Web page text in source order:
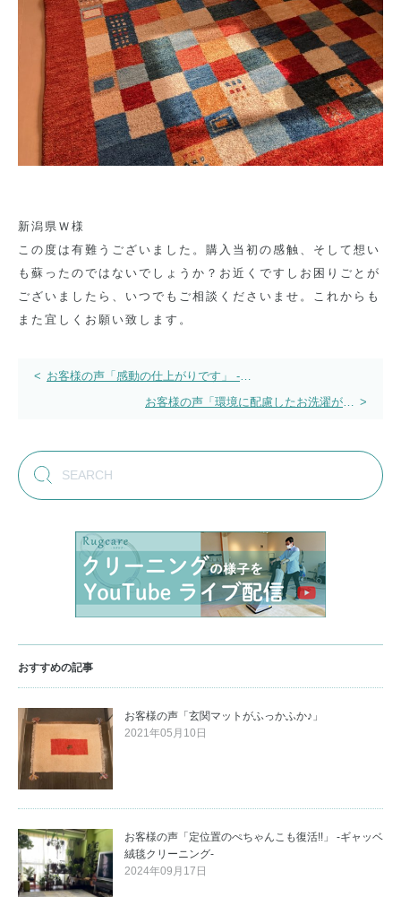
新潟県Ｗ様
この度は有難うございました。購入当初の感触、そして想い
も蘇ったのではないでしょうか？お近くですしお困りごとが
ございましたら、いつでもご相談くださいませ。これからも
また宜しくお願い致します。
投
ビ
ゲ
< お客様の声「感動の仕上がりです」 -ギ
お客様の声「環境に配慮したお洗濯がい
>
おすすめの記事
お客様の声「玄関マットがふっかふか♪」
2021年05月10日
お客様の声「定位置のぺちゃんこも復活!!」 -ギャッベ
絨毯クリーニング-
2024年09月17日